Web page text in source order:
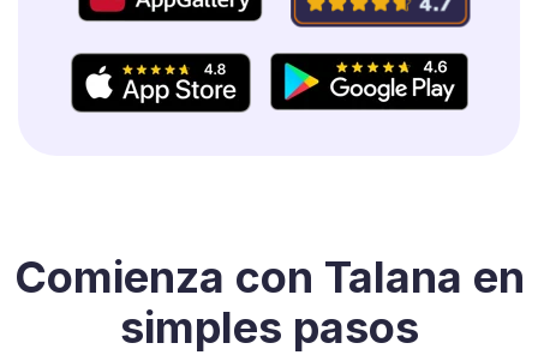
Comienza con Talana en
simples pasos